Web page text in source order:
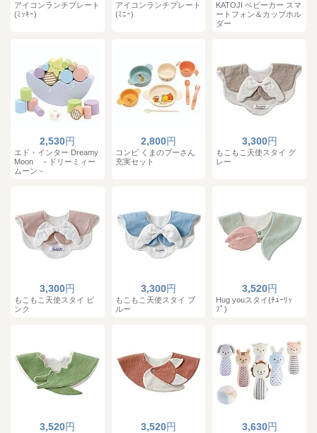
アイコンランチプレート
(ﾐｯｷｰ)
アイコンランチプレート
(ﾐﾆｰ)
KATOJI ベビーカー スマ
ートフォン＆カップホル
ダー
2,530円
エド・インター Dreamy
Moon －ドリーミィー
ムーン－
2,800円
コンビ くまのプーさん
充実セット
3,300円
もこもこ天使スタイ グ
レー
3,300円
もこもこ天使スタイ ピ
ンク
3,300円
もこもこ天使スタイ ブ
ルー
3,520円
Hug youスタイ(ﾁｭｰﾘｯ
ﾌﾟ)
3,520円 3,520円 3,630円